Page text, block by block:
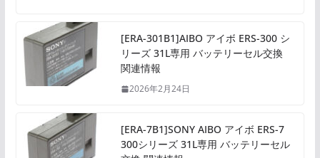
[ERA-301B1]AIBO アイボ ERS-300 シ
リーズ 31L専用 バッテリーセル交換
関連情報
2026年2月24日
[ERA-7B1]SONY AIBO アイボ ERS-7
300シリーズ 31L専用 バッテリーセル